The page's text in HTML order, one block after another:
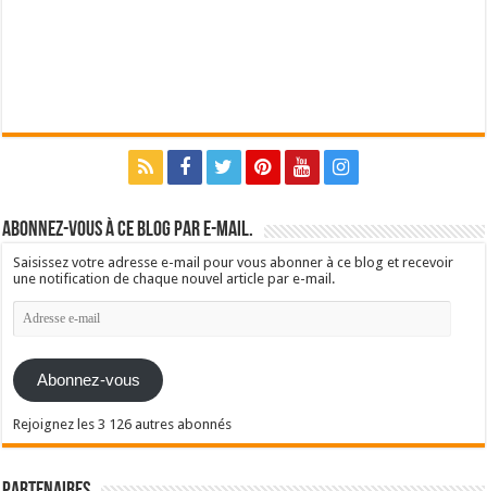
Abonnez-vous à ce blog par e-mail.
Saisissez votre adresse e-mail pour vous abonner à ce blog et recevoir
une notification de chaque nouvel article par e-mail.
Adresse
e-
Abonnez-vous
Rejoignez les 3 126 autres abonnés